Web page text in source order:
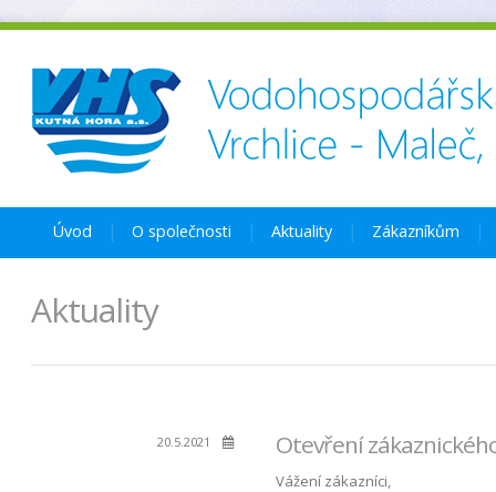
Úvod O společnosti Aktuality Zákazníkům
Aktuality
20.5.2021 Otevření
Vážení zákazníci,